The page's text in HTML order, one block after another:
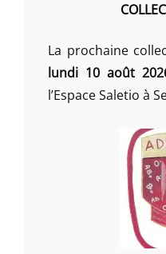
La prochaine
lundi 10 août
l’Espace Saletio à